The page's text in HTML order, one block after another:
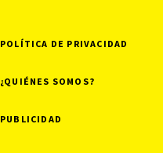
POLÍTICA DE PRIVACIDAD
¿QUIÉNES SOMOS?
PUBLICIDAD